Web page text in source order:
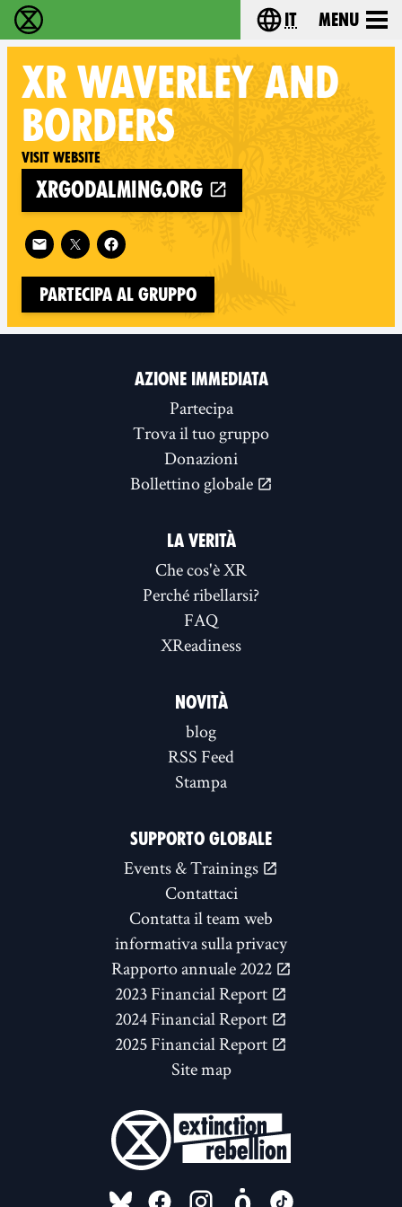
Extinction Rebellion - Home Choose your
it Menu
XR WAVERLEY AND
BORDERS
Visit website
xrgodalming.org
Follow XR Waverley and Borders on
Partecipa al gruppo
AZIONE IMMEDIATA
Partecipa
Trova il tuo gruppo
Donazioni
Bollettino globale
LA VERITÀ
Che cos'è XR
Perché ribellarsi?
FAQ
XReadiness
NOVITÀ
blog
RSS Feed
Stampa
SUPPORTO GLOBALE
Events & Trainings
Contattaci
Contatta il team web
informativa sulla privacy
Rapporto annuale 2022
2023 Financial Report
2024 Financial Report
2025 Financial Report
Site map
FOLLOW US ON